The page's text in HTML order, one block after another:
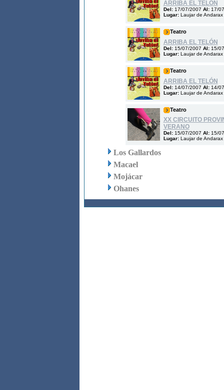
ARRIBA EL TELÓN
Del: 17/07/2007 Al: 17/
Lugar: Laujar de Andarax
Teatro
ARRIBA EL TELÓN
Del: 15/07/2007 Al: 15/
Lugar: Laujar de Andarax
Teatro
ARRIBA EL TELÓN
Del: 14/07/2007 Al: 14/
Lugar: Laujar de Andarax
Teatro
XX CIRCUITO
VERANO
Del: 15/07/2007 Al: 15/
Lugar: Laujar de Andarax
Los Gallardos
Macael
Mojácar
Ohanes